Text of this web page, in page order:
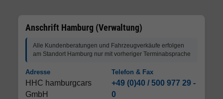
Anschrift Hamburg (Verwaltung)
Alle Kundenberatungen und Fahrzeugverkäufe erfolgen
am Standort Hamburg nur mit vorheriger Terminabsprache
Adresse
HHC hamburgcars
GmbH
Telefon & Fax
+49 (0)40 / 500 977 29 -
0